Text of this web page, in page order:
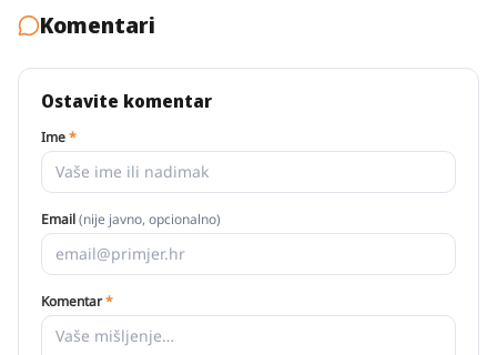
Komentari
Ostavite komentar
Ime*
Email(nije javno, opcionalno)
Komentar*